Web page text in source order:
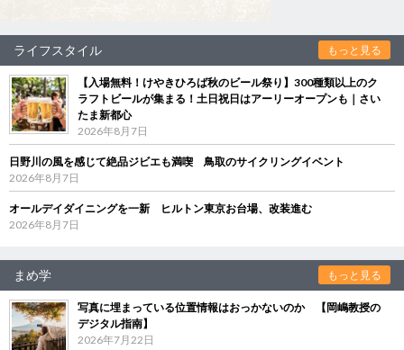
ライフスタイル もっと見る
【入場無料！けやきひろば秋のビール祭り】300種類以上のク
ラフトビールが集まる！土日祝日はアーリーオープンも｜さい
たま新都心
2026年8月7日
日野川の風を感じて絶品ジビエも満喫 鳥取のサイクリングイベント
2026年8月7日
オールデイダイニングを一新 ヒルトン東京お台場、改装進む
2026年8月7日
まめ学 もっと見る
写真に埋まっている位置情報はおっかないのか 【岡嶋教授の
デジタル指南】
2026年7月22日